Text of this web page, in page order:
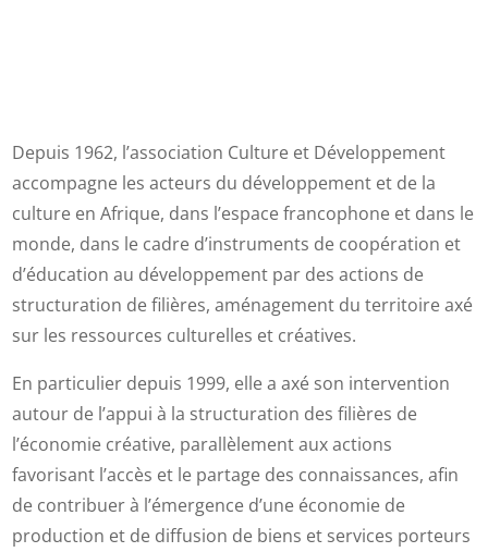
Depuis 1962, l’association Culture et Développement
accompagne les acteurs du développement et de la
culture en Afrique, dans l’espace francophone et dans le
monde, dans le cadre d’instruments de coopération et
d’éducation au développement par des actions de
structuration de filières, aménagement du territoire axé
sur les ressources culturelles et créatives.
En particulier depuis 1999, elle a axé son intervention
autour de l’appui à la structuration des filières de
l’économie créative, parallèlement aux actions
favorisant l’accès et le partage des connaissances, afin
de contribuer à l’émergence d’une économie de
production et de diffusion de biens et services porteurs